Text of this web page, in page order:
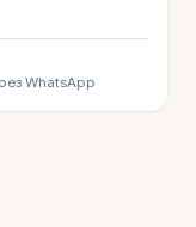
WhatsApp